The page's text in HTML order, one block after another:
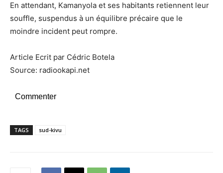
En attendant, Kamanyola et ses habitants retiennent leur
souffle, suspendus à un équilibre précaire que le
moindre incident peut rompre.
Article Ecrit par Cédric Botela
Source: radiookapi.net
Commenter
TAGS sud-kivu